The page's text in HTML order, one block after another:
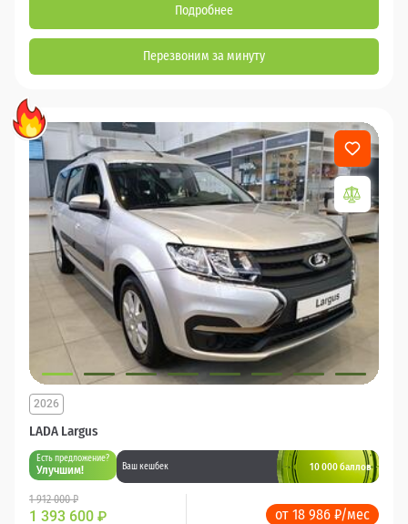
Подробнее
Перезвоним за минуту
LADA Largus
2026
Есть предложение?
Улучшим! Ваш кешбек 10 000 баллов
1 912 000 ₽
1 393 600 ₽ от 18 986 ₽/мес